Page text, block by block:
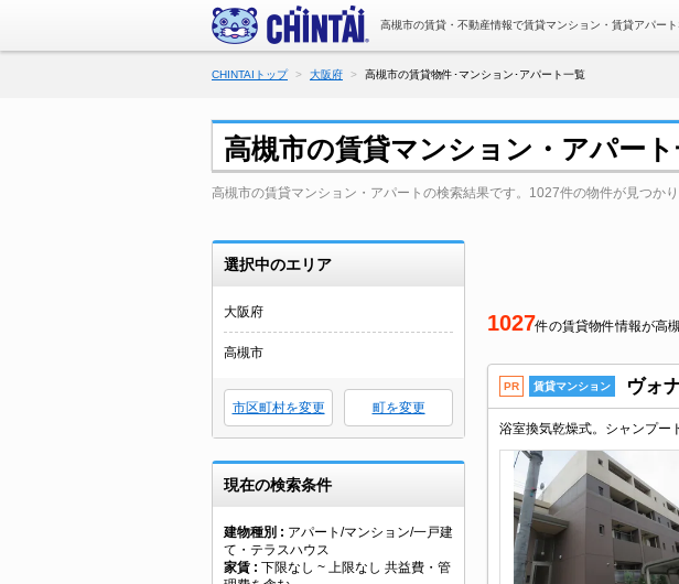
高槻市の賃貸・不動産情報で賃貸マンション・賃貸アパート
CHINTAIトップ 大阪府 高槻市の賃貸物件･マンション･アパート一覧
高槻市の賃貸マンション・アパー
高槻市の賃貸マンション・アパートの検索結果です。1027件の物件が見つか
選択中のエリア
大阪府
高槻市
市区町村を変更 町を変更
現在の検索条件
建物種別
アパート/マンション/一戸建
て・テラスハウス
家賃
下限なし ~ 上限なし 共益費・管
1027件の賃貸物件情報が高
PR 賃貸マンション ヴォ
浴室換気乾燥式。シャンプー